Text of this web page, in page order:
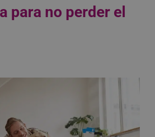
para no perder el